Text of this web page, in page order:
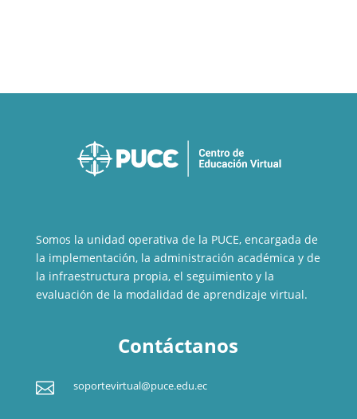
Somos la unidad operativa de la PUCE, encargada de
la implementación, la administración académica y de
la infraestructura propia, el seguimiento y la
evaluación de la modalidad de aprendizaje virtual.
Contáctanos
 soportevirtual@puce.edu.ec